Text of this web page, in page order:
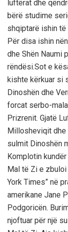
luftёrat dhe
bёrё studime
shqiptarё ishin tё
Pёr disa ishin
dhe Shёn Naumi
rёndёsi.Sot e
kishte kёrkuar si
Dinoshёn dhe
forcat serbo-
Prizrenit. Gjatё
Millosheviqit
sulmit Dinoshёn
Komplotin
Mal tё Zi e zbuloi
York Times” nё
amerikane Jane
Podgoricёn.
njoftuar pёr njё